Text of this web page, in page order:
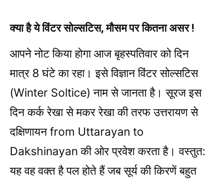
क्या है ये विंटर सोल्सटिस, मौसम पर कितना असर !
आपने नो​ट किया होगा आज बृहस्पतिवार को दिन
मात्र 8 घंटे का रहा। इसे विज्ञान विंटर सोल्सटिस
(Winter Soltice) नाम से जानता है। सूरज इस
दिन कर्क रेखा से मकर रेखा की तरफ उत्तरायण से
दक्षिणायन from Uttarayan to
Dakshinayan की ओर प्रवेश करता है। वस्तुत:
यह वह वक्त है पल होते हैं जब सूर्य की किरणें बहुत